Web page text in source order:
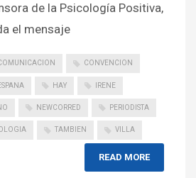
de la Psicología Positiva,
el mensaje
CONVENCION
HAY IRENE
NEWCORRED PERIODISTA
TAMBIEN VILLA
READ MORE